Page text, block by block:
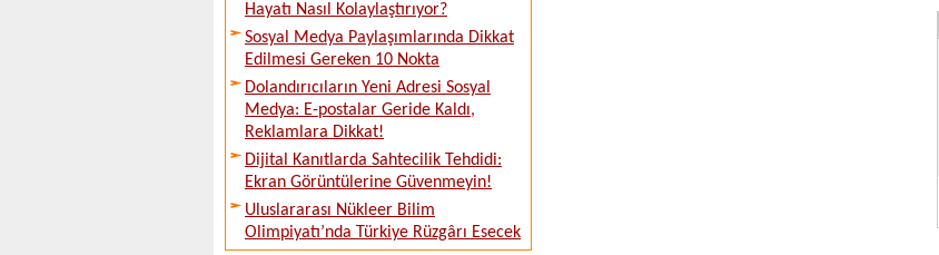
Hayatı Nasıl Kolaylaştırıyor?
Sosyal Medya Paylaşımlarında Dikkat
Edilmesi Gereken 10 Nokta
Dolandırıcıların Yeni Adresi Sosyal
Medya: E-postalar Geride Kaldı,
Reklamlara Dikkat!
Dijital Kanıtlarda Sahtecilik Tehdidi:
Ekran Görüntülerine Güvenmeyin!
Uluslararası Nükleer Bilim
Olimpiyatı’nda Türkiye Rüzgârı Esecek